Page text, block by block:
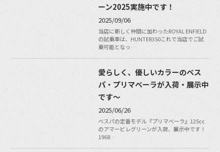
ーン2025実施中です！
2025/09/06
当店に新しく仲間に加わったROYAL ENFIELD
の試乗車は、HUNTER350これで当店でご試
乗可能となっ…
愛らしく、優しいカラーのベス
パ・プリマベーラが入荷・展示中
です〜
2025/06/26
ベスパの定番モデル『プリマベーラ』125cc
のアマービレグリーンが入荷、展示中です！
1968…